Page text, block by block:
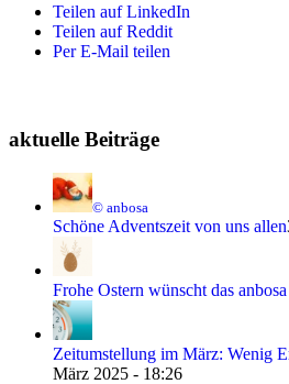
Teilen auf LinkedIn
Teilen auf Reddit
Per E-Mail teilen
aktuelle Beiträge
© anbosa
Schöne Adventszeit von uns allen
Frohe Ostern wünscht das
Zeitumstellung im März: Wenig
März 2025 - 18:26